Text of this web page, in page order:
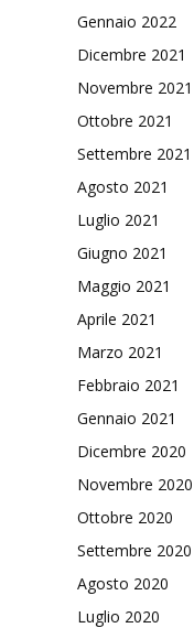
Gennaio 2022
Dicembre 2021
Novembre 2021
Ottobre 2021
Settembre 2021
Agosto 2021
Luglio 2021
Giugno 2021
Maggio 2021
Aprile 2021
Marzo 2021
Febbraio 2021
Gennaio 2021
Dicembre 2020
Novembre 2020
Ottobre 2020
Settembre 2020
Agosto 2020
Luglio 2020